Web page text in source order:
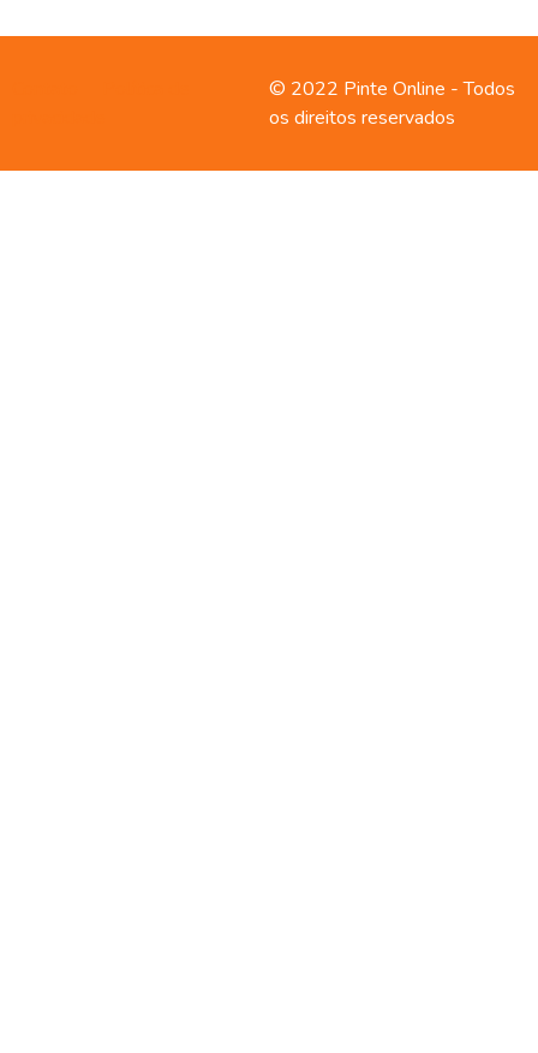
© 2022 Pinte Online - Todos
os direitos reservados